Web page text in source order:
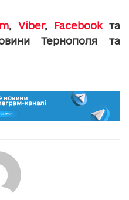
, Viber, Facebookта
Тернополя та